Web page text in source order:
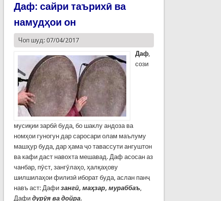
Даф: сайри таърихӣ ва
намудҳои он
Чоп шуд: 07/04/2017
Даф,
сози
мусиқии зарбӣ буда, бо шаклу андоза ва
номҳои гуногун дар саросари олам маълуму
машҳур буда, дар ҳама ҷо тавассути ангуштон
ва кафи даст навохта мешавад. Даф асосан аз
чанбар, пӯст, зангӯлаҳо, ҳалқаҳову
шилшилаҳои филизӣ иборат буда, аслан панҷ
навъ аст: Дафи зангӣ, маҳзар, мураббаъ,
Дафи дурӯя ва дойра.